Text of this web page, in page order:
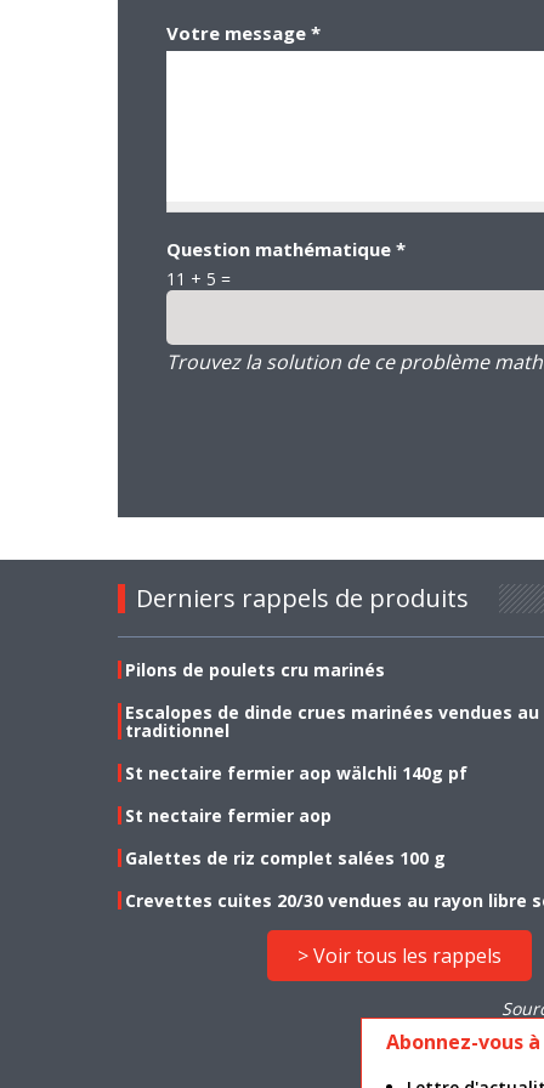
Votre message *
Question mathématique *
11 + 5 =
Trouvez la solution de ce problème
Derniers rappels de produits
Pilons de poulets cru marinés
Escalopes de dinde crues marinées vendues
traditionnel
St nectaire fermier aop wälchli 140g pf
St nectaire fermier aop
Galettes de riz complet salées 100 g
Crevettes cuites 20/30 vendues au rayon libre
> Voir tous les rappels
Abonnez-vous